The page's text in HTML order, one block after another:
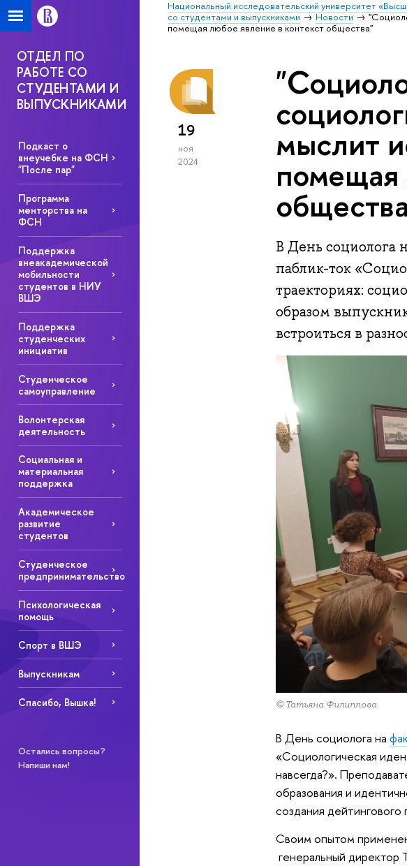
Национальный исследовательский университет
со студентами и выпускниками
Новости
помещая любое явление в контекcт общества"
ОТДЕЛ ПО
РАБОТЕ СО
СТУДЕНТАМИ И
ВЫПУСКНИКАМИ
Подкаст о
внеучебке на ФСН
"После пар"
Программа
менторства на
ФСН
Поддержка
внеакадемической
мобильности
студентов в НИУ
ВШЭ
Поддержка
студенческих
инициатив
Студенческое
самоуправление
Волонтерская
деятельность
Социальная и
материальная
поддержка
Академическое
развитие
студентов
Студенческое
предпринимательство
Психологическая
помощь
Спорт в ВШЭ
Выпускникам
Спасибо, Вышка!
Остались вопросы?
Напиши нам!
19
ноя
2024
мыслит
помещая
В День социолога
паблик-ток
траекториях:
образом
встроиться в
© Татьяна Филиппова
В День социолога на
«Социологическая
навсегда?».
образования и
создания
Своим опытом
генеральный директор